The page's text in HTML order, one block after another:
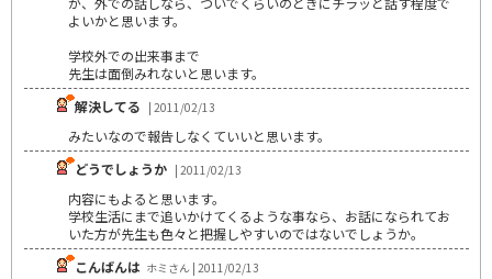
よいかと思います。
学校外での出来事まで
先生は面倒みれないと思います。
解決してる | 2011/02/13
みたいなので報告しなくていいと思います。
どうでしょうか | 2011/02/13
内容にもよると思います。
学校生活にまで追いかけてくるような事なら、お話になられてお
いた方が先生も色々と把握しやすいのではないでしょうか。
こんばんは ホミさん | 2011/02/13